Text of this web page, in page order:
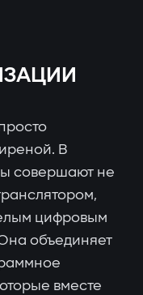
В
совершают не
цифровым
объединяет
вместе